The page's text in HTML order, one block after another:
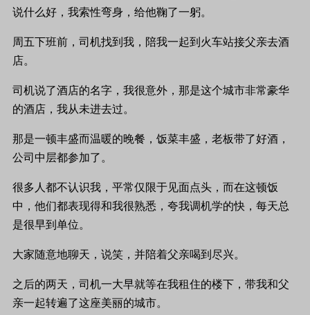
说什么好，我索性弯身，给他鞠了一躬。
周五下班前，司机找到我，陪我一起到火车站接父亲去酒
店。
司机说了酒店的名字，我很意外，那是这个城市非常豪华
的酒店，我从未进去过。
那是一顿丰盛而温暖的晚餐，饭菜丰盛，老板带了好酒，
公司中层都参加了。
很多人都不认识我，平常仅限于见面点头，而在这顿饭
中，他们都表现得和我很熟悉，夸我调机学的快，每天总
是很早到单位。
大家随意地聊天，说笑，并陪着父亲喝到尽兴。
之后的两天，司机一大早就等在我租住的楼下，带我和父
亲一起转遍了这座美丽的城市。